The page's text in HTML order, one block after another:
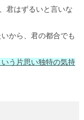
君はずるいと言いな
から、君の都合でも
う片思い独特の気持